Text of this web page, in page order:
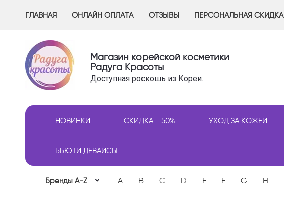
ГЛАВНАЯ ОНЛАЙН ОПЛАТА ОТЗЫВЫ ПЕРСОНАЛЬНАЯ СКИДКА
Магазин корейской косметики
Радуга Красоты
Доступная роскошь из Кореи.
НОВИНКИ СКИДКА - 50% УХОД ЗА КОЖЕЙ
БЬЮТИ ДЕВАЙСЫ
Бренды A-Z A B C D E F G H